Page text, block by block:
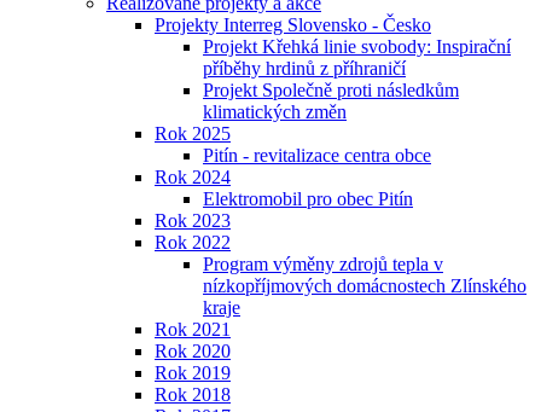
Projekty Interreg Slovensko - Česko
Projekt Křehká linie svobody: Inspirační
příběhy hrdinů z příhraničí
Projekt Společně proti následkům
klimatických změn
Rok 2025
Pitín - revitalizace centra obce
Rok 2024
Elektromobil pro obec Pitín
Rok 2023
Rok 2022
Program výměny zdrojů tepla v
nízkopříjmových domácnostech Zlínského
kraje
Rok 2021
Rok 2020
Rok 2019
Rok 2018